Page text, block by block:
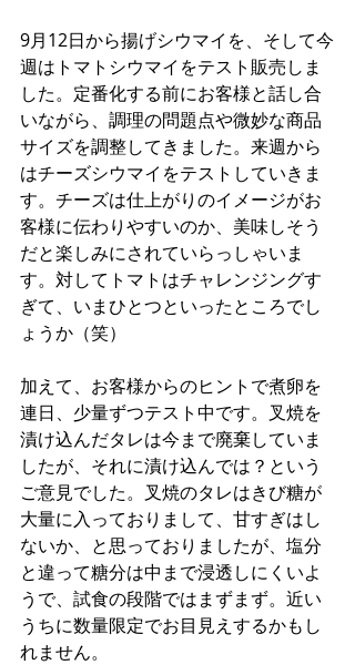
9月12日から揚げシウマイを、そして今
週はトマトシウマイをテスト販売しま
した。定番化する前にお客様と話し合
いながら、調理の問題点や微妙な商品
サイズを調整してきました。来週から
はチーズシウマイをテストしていきま
す。チーズは仕上がりのイメージがお
客様に伝わりやすいのか、美味しそう
だと楽しみにされていらっしゃいま
す。対してトマトはチャレンジングす
ぎて、いまひとつといったところでし
ょうか（笑）
加えて、お客様からのヒントで煮卵を
連日、少量ずつテスト中です。叉焼を
漬け込んだタレは今まで廃棄していま
したが、それに漬け込んでは？という
ご意見でした。叉焼のタレはきび糖が
大量に入っておりまして、甘すぎはし
ないか、と思っておりましたが、塩分
と違って糖分は中まで浸透しにくいよ
うで、試食の段階ではまずまず。近い
うちに数量限定でお目見えするかもし
れません。